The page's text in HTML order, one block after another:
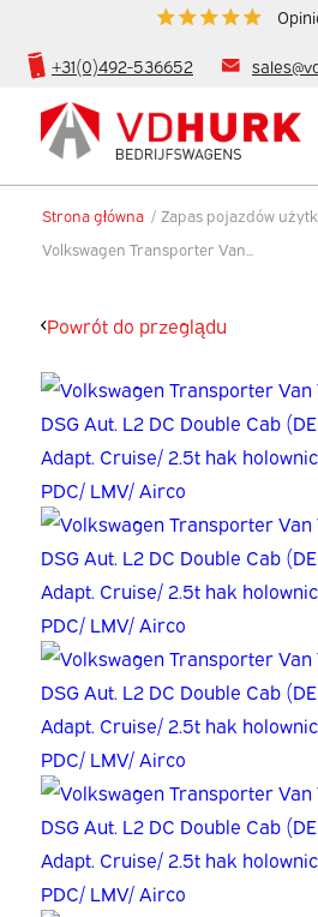
+31(0)492-536652
Strona główna / Zapas pojazdów
Volkswagen Transporter Van...
Powrót do przeglądu